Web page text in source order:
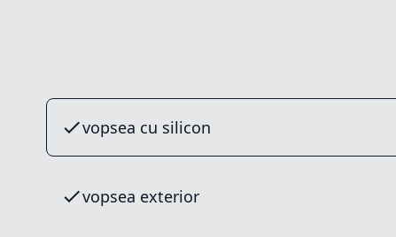
vopsea cu silicon
vopsea exterior